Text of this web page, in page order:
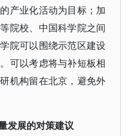
产业化活动为目标；加
院校、中国科学院之间
院可以围绕示范区建设
可以考虑将与补短板相
机构留在北京，避免外
发展的对策建议